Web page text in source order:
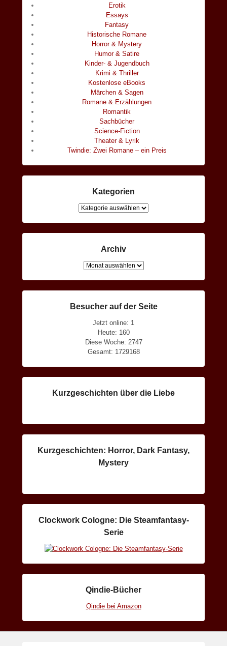
Erotik
Essays
Fantasy
Historische Romane
Horror & Mystery
Humor & Satire
Kinder- & Jugendbuch
Krimi & Thriller
Kostenlose eBooks
Märchen & Sagen
Romane & Erzählungen
Romantik
Sachbücher
Science-Fiction
Theater & Lyrik
Twindie: Zwei Romane – ein Preis
Kategorien
Kategorien
Archiv
Archiv
Besucher auf der Seite
Jetzt online: 1
Heute: 160
Diese Woche: 2747
Gesamt: 1729168
Kurzgeschichten über die Liebe
Kurzgeschichten: Horror, Dark Fantasy,
Mystery
Clockwork Cologne: Die Steamfantasy-
Serie
Qindie-Bücher
Qindie bei Amazon